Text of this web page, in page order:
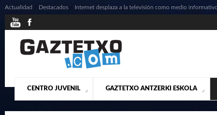
CENTRO JUVENIL
¿QUIENES SOMOS? ACTUALIDAD CONTACTO
GAZTETXO ANTZERKI ESKOLA
PRESENTACIÓN MUSICALES
Actualidad Destacados Internet desplaza a la televisión como medio